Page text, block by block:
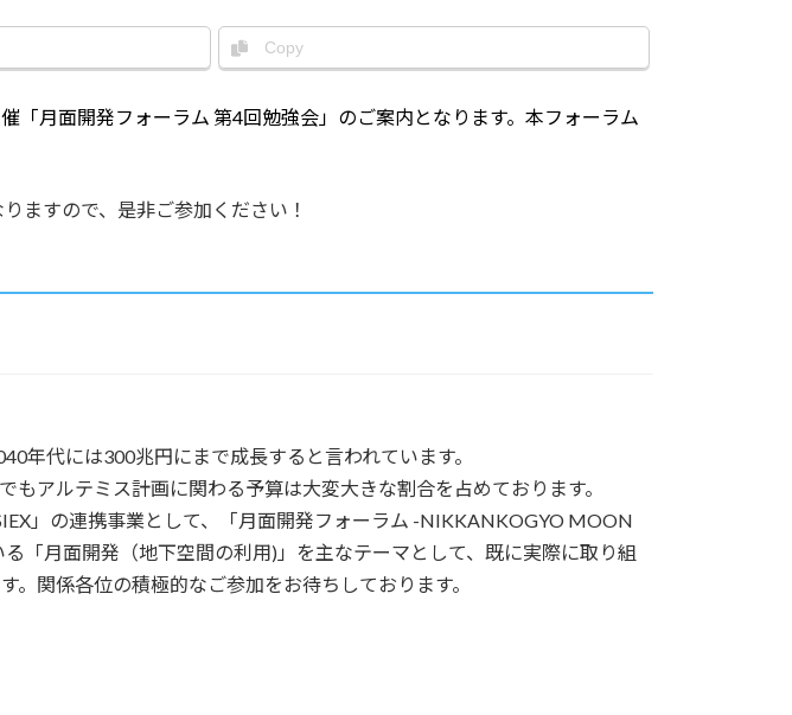
Copy
月面開発フォーラム 第4回勉強会」のご案内となります。本フォーラム
ますので、是非ご参加ください！
年代には300兆円にまで成長すると言われています。
アルテミス計画に関わる予算は大変大きな割合を占めております。
」の連携事業として、「月面開発フォーラム -NIKKANKOGYO MOON
「月面開発（地下空間の利用)」を主なテーマとして、既に実際に取り組
関係各位の積極的なご参加をお待ちしております。